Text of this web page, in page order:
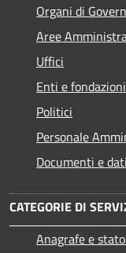
Organi di
Aree
Uffici
Enti e fondazioni
Politici
Personale
Documenti e dati
CATEGORIE DI
Anagrafe e